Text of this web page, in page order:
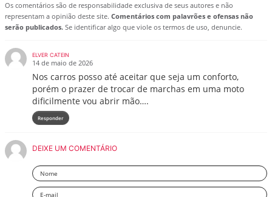
Os comentários são de responsabilidade exclusiva de seus autores e não
representam a opinião deste site. Comentários com palavrões e ofensas não
serão publicados. Se identificar algo que viole os termos de uso, denuncie.
ELVER CATEIN
14 de maio de 2026
Nos carros posso até aceitar que seja um conforto,
porém o prazer de trocar de marchas em uma moto
dificilmente vou abrir mão….
Responder
DEIXE UM COMENTÁRIO
Nome
Email